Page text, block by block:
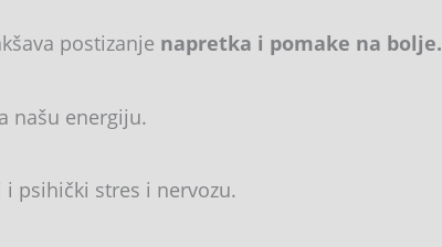
postizanje napretka i pomake na bolje.
našu energiju.
i psihički stres i nervozu.